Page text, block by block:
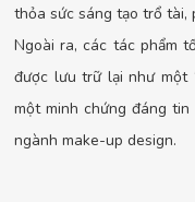
thỏa sức sáng tạo trổ tài,
Ngoài ra, các tác phẩm
được lưu trữ lại như một
một minh chứng đáng
ngành make-up design.